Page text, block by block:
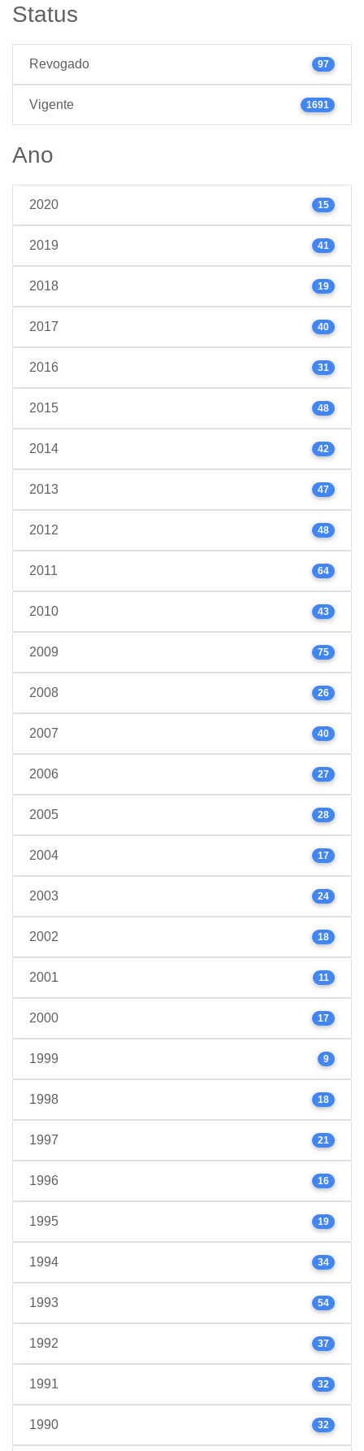
Status
Revogado 97
Vigente 1691
Ano
2020 15
2019 41
2018 19
2017 40
2016 31
2015 48
2014 42
2013 47
2012 48
2011 64
2010 43
2009 75
2008 26
2007 40
2006 27
2005 28
2004 17
2003 24
2002 18
2001 11
2000 17
1999 9
1998 18
1997 21
1996 16
1995 19
1994 34
1993 54
1992 37
1991 32
1990 32